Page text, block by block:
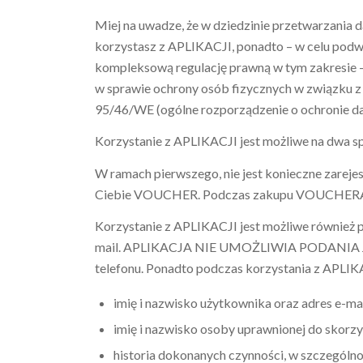
Miej na uwadze, że w dziedzinie
korzystasz z APLIKACJI, ponadto – w celu
kompleksową regulację prawną w tym
w sprawie ochrony osób fizycznych w związku
95/46/WE (ogólne rozporządzenie o ochronie
Korzystanie z APLIKACJI jest możliwe na dwa
W ramach pierwszego, nie jest konieczne
Ciebie VOUCHER. Podczas zakupu
Korzystanie z APLIKACJI jest możliwe również
mail. APLIKACJA NIE UMOŻLIWIA PODANIA
telefonu. Ponadto podczas korzystania z
imię i nazwisko użytkownika oraz adres e-
imię i nazwisko osoby uprawnionej do
historia dokonanych czynności, w